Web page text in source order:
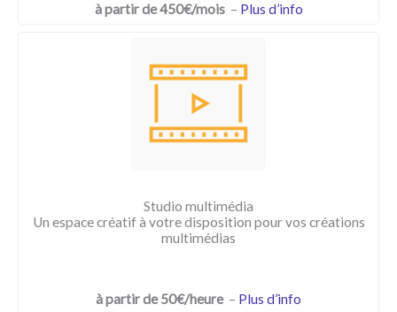
à partir de 450€/mois – Plus d’info
Studio multimédia
Un espace créatif à votre disposition pour vos créations
multimédias
à partir de 50€/heure – Plus d’info